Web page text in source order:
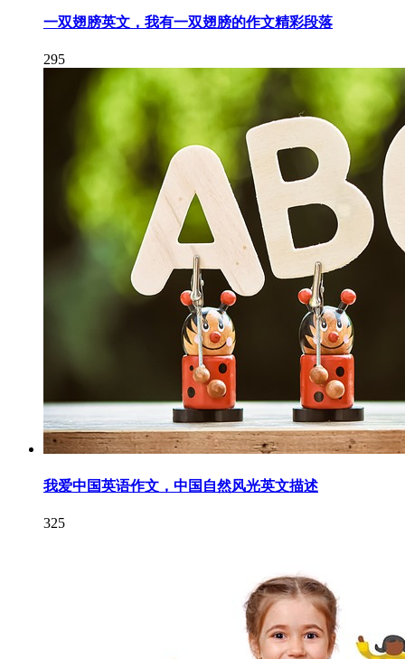
一双翅膀英文，我有一双翅膀的作文精彩段落
295
我爱中国英语作文，中国自然风光英文描述
325